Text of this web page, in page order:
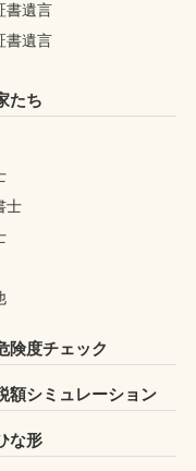
書遺言
書遺言
たち
士
険度チェック
額シミュレーション
な形